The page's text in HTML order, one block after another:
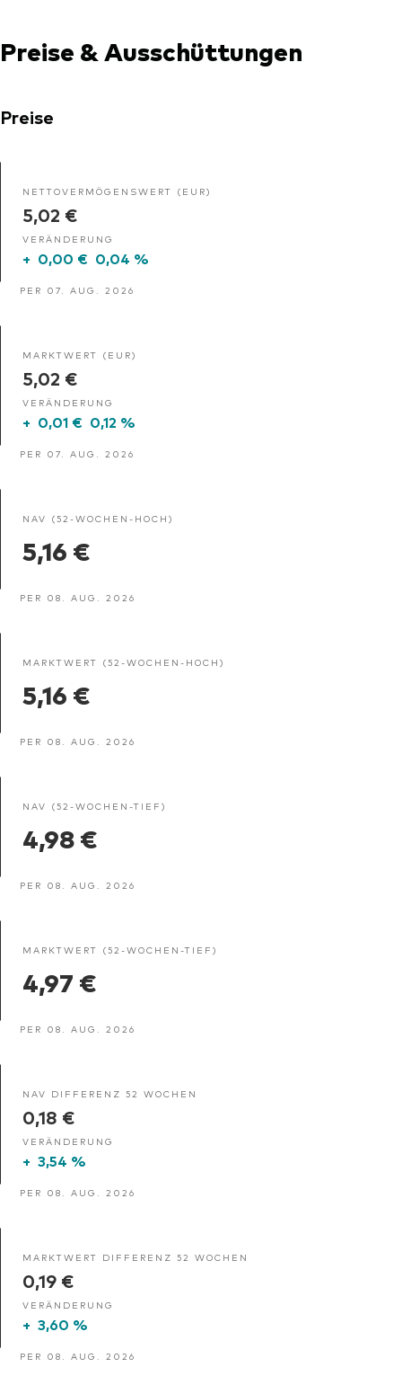
Preise & Ausschüttungen
Preise
NETTOVERMÖGENSWERT (EUR)
5,02 €
VERÄNDERUNG
+ 0,00 € 0,04 %
PER 07. AUG. 2026
MARKTWERT (EUR)
5,02 €
VERÄNDERUNG
+ 0,01 € 0,12 %
PER 07. AUG. 2026
NAV (52-WOCHEN-HOCH)
5,16 €
PER 08. AUG. 2026
MARKTWERT (52-WOCHEN-HOCH)
5,16 €
PER 08. AUG. 2026
NAV (52-WOCHEN-TIEF)
4,98 €
PER 08. AUG. 2026
MARKTWERT (52-WOCHEN-TIEF)
4,97 €
PER 08. AUG. 2026
NAV DIFFERENZ 52 WOCHEN
0,18 €
VERÄNDERUNG
+ 3,54 %
PER 08. AUG. 2026
MARKTWERT DIFFERENZ 52 WOCHEN
0,19 €
VERÄNDERUNG
+ 3,60 %
PER 08. AUG. 2026